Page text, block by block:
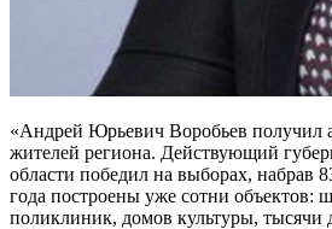
«Андрей Юрьевич Воробьев получил
жителей региона. Действующий
области победил на выборах, набрав
года построены уже сотни объектов:
поликлиник, домов культуры, тысячи